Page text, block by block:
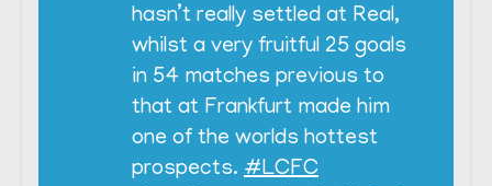
hasn’t really settled at Real,
whilst a very fruitful 25 goals
in 54 matches previous to
that at Frankfurt made him
one of the worlds hottest
prospects. #LCFC